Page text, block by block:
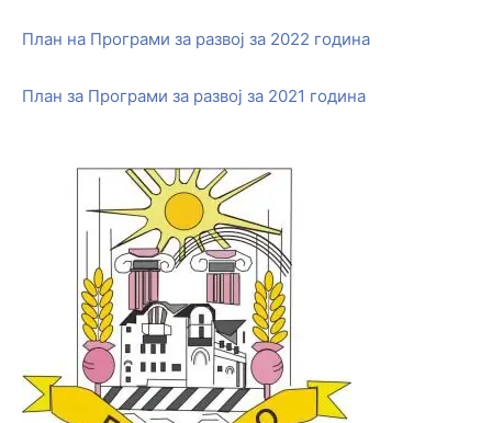
План на Програми за развој за 2022 година
План за Програми за развој за 2021 година